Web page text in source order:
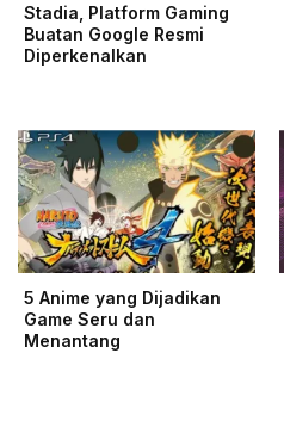
Stadia, Platform Gaming
Buatan Google Resmi
Diperkenalkan
5 Anime yang Dijadikan
Game Seru dan
Menantang